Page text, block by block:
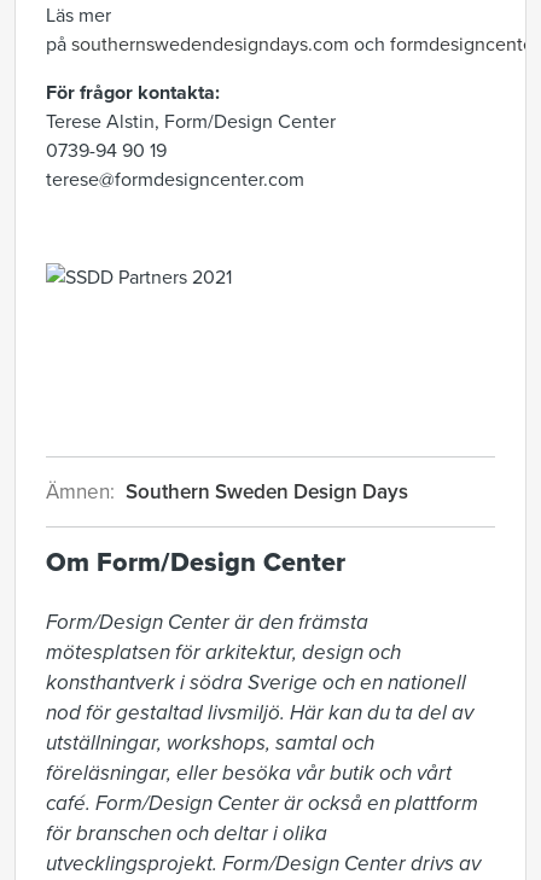
Läs mer
på southernswedendesigndays.com och
För frågor kontakta:
Terese Alstin, Form/Design Center
0739-94 90 19
terese@formdesigncenter.com
Ämnen: Southern Sweden Design Days
Om Form/Design Center
Form/Design Center är den främsta
mötesplatsen för arkitektur, design och
konsthantverk i södra Sverige och en nationell
nod för gestaltad livsmiljö. Här kan du ta del av
utställningar, workshops, samtal och
föreläsningar, eller besöka vår butik och vårt
café. Form/Design Center är också en plattform
för branschen och deltar i olika
utvecklingsprojekt. Form/Design Center drivs av